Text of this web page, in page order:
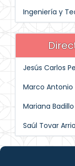
Ingeniería y
Jesús Carlos
Marco Antonio
Mariana
Saúl Tovar